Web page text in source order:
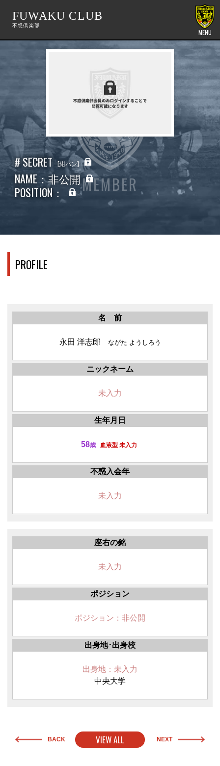
FUWAKU CLUB
MENU
MEMBER
# SECRET 紺パン
NAME：非公開
POSITION：
PROFILE
名 前
永田 洋志郎 ながた ようしろう
ニックネーム
未入力
生年月日
58歳 血液型 未入力
不惑入会年
未入力
座右の銘
未入力
ポジション
ポジション：非公開
出身地･出身校
出身地：未入力
中央大学
BACK VIEW ALL NEXT